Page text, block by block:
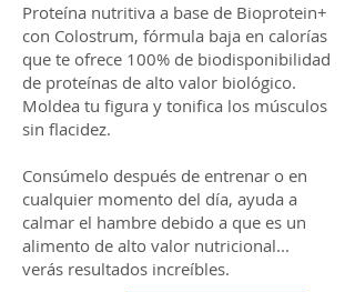
Proteína nutritiva a base de Bioprotein+
con Colostrum, fórmula baja en calorías
que te ofrece 100% de biodisponibilidad
de proteínas de alto valor biológico.
Moldea tu figura y tonifica los músculos
sin flacidez.
Consúmelo después de entrenar o en
cualquier momento del día, ayuda a
calmar el hambre debido a que es un
alimento de alto valor nutricional...
verás resultados increíbles.